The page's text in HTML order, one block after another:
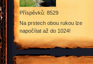
Příspěvků: 8529
Na prstech obou rukou lze
napočítat až do 1024!